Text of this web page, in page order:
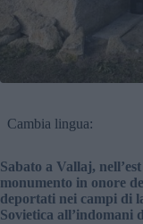
Cambia lingua:
Sabato a Vallaj,
monumento in onore
deportati nei campi di
Sovietica all’indomani